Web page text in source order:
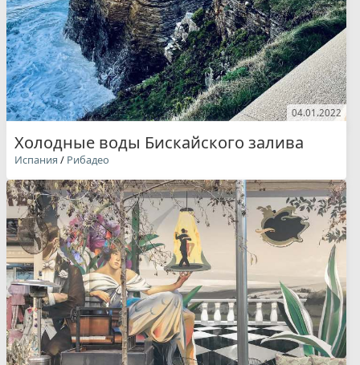
04.01.2022
Холодные воды Бискайского залива
Испания / Рибадео